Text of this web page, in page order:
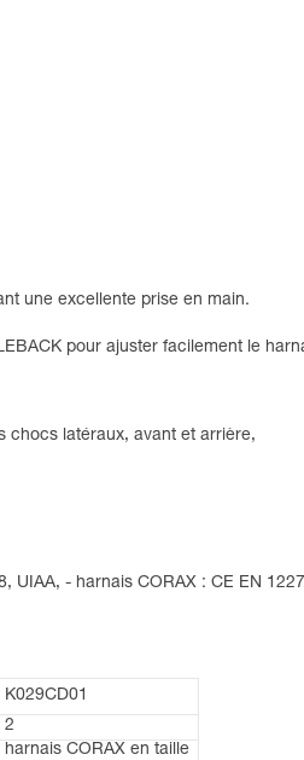
une excellente prise en main.
pour ajuster facilement le
chocs latéraux, avant et arrière,
UIAA, - harnais CORAX : CE EN
K029CD01
2
harnais CORAX en taille